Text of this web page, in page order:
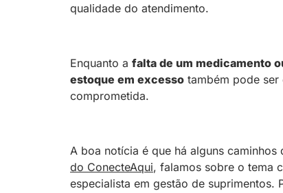
qualidade do atendimento.
Enquanto a falta de um medicamento
estoque em excesso também pode
comprometida.
A boa notícia é que há alguns
do ConecteAqui, falamos sobre o tema
especialista em gestão de suprimentos.